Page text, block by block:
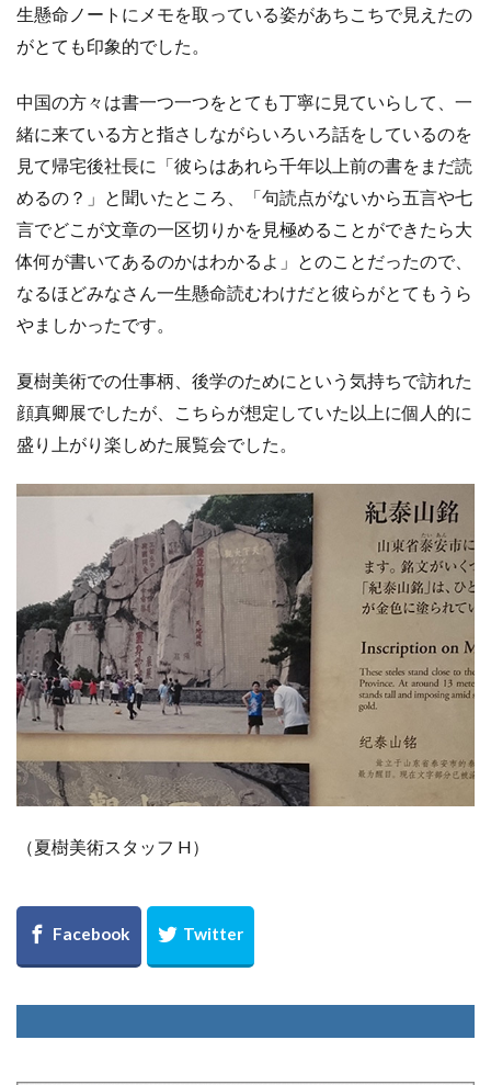
生懸命ノートにメモを取っている姿があちこちで見えたの
がとても印象的でした。
中国の方々は書一つ一つをとても丁寧に見ていらして、一
緒に来ている方と指さしながらいろいろ話をしているのを
見て帰宅後社長に「彼らはあれら千年以上前の書をまだ読
めるの？」と聞いたところ、「句読点がないから五言や七
言でどこが文章の一区切りかを見極めることができたら大
体何が書いてあるのかはわかるよ」とのことだったので、
なるほどみなさん一生懸命読むわけだと彼らがとてもうら
やましかったです。
夏樹美術での仕事柄、後学のためにという気持ちで訪れた
顔真卿展でしたが、こちらが想定していた以上に個人的に
盛り上がり楽しめた展覧会でした。
（夏樹美術スタッフ H）